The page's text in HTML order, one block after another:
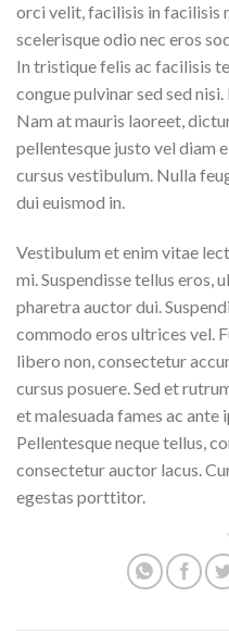
orci velit, facilisis in facilisis
scelerisque odio nec eros
In tristique felis ac facilisis
congue pulvinar sed sed
Nam at mauris laoreet,
pellentesque justo vel diam
cursus vestibulum. Nulla
dui euismod in.
Vestibulum et enim vitae
mi. Suspendisse tellus eros,
pharetra auctor dui.
commodo eros ultrices vel.
libero non, consectetur
cursus posuere. Sed et
et malesuada fames ac ante
Pellentesque neque tellus,
consectetur auctor lacus.
egestas porttitor.